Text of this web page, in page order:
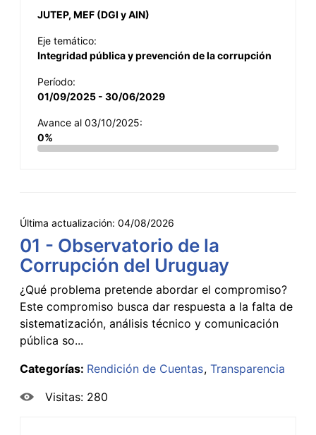
JUTEP, MEF (DGI y AIN)
Eje temático:
Integridad pública y prevención de la corrupción
Período:
01/09/2025 - 30/06/2029
Avance al 03/10/2025:
0%
Última actualización: 04/08/2026
01 - Observatorio de la
Corrupción del Uruguay
¿Qué problema pretende abordar el compromiso?
Este compromiso busca dar respuesta a la falta de
sistematización, análisis técnico y comunicación
pública so...
Categorías: Rendición de Cuentas Transparencia
Visitas: 280